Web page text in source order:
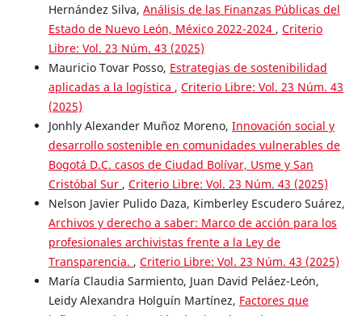
Hernández Silva, Análisis de las Finanzas Públicas del
Estado de Nuevo León, México 2022-2024 , Criterio
Libre: Vol. 23 Núm. 43 (2025)
Mauricio Tovar Posso, Estrategias de sostenibilidad
aplicadas a la logística , Criterio Libre: Vol. 23 Núm. 43
(2025)
Jonhly Alexander Muñoz Moreno, Innovación social y
desarrollo sostenible en comunidades vulnerables de
Bogotá D.C. casos de Ciudad Bolívar, Usme y San
Cristóbal Sur , Criterio Libre: Vol. 23 Núm. 43 (2025)
Nelson Javier Pulido Daza, Kimberley Escudero Suárez,
Archivos y derecho a saber: Marco de acción para los
profesionales archivistas frente a la Ley de
Transparencia. , Criterio Libre: Vol. 23 Núm. 43 (2025)
María Claudia Sarmiento, Juan David Peláez-León,
Leidy Alexandra Holguín Martínez, Factores que